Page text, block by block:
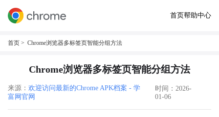
首页帮助中心
首页 > Chrome浏览器多标签页智能分组方法
Chrome浏览器多标签页智能分组方法
来源： 欢迎访问最新的Chrome APK档案 - 学
富网官网
时间：2026-
01-06